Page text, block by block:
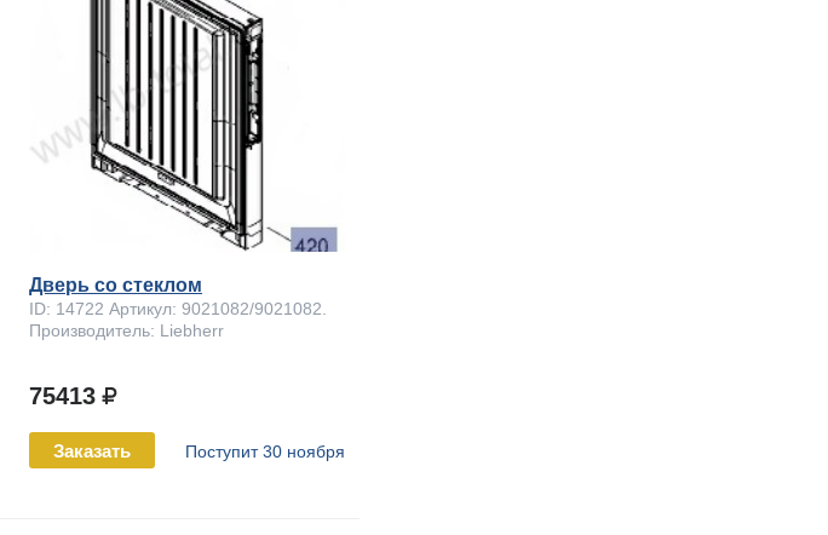
Дверь со стеклом
ID: 14722 Артикул: 9021082/9021082.
Производитель: Liebherr
75413
Заказать Поступит 30 ноября